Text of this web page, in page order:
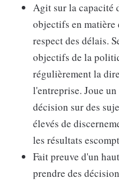
Agit sur la capacité
objectifs en matière
respect des délais.
objectifs de la
régulièrement la
l'entreprise. Joue
décision sur des
élevés de
les résultats
Fait preuve d'un
prendre des